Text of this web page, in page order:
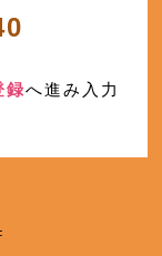
録へ進み入力